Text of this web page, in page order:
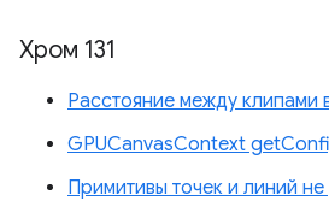
Хром 131
Расстояние между клипами
GPUCanvasContext
Примитивы точек и линий